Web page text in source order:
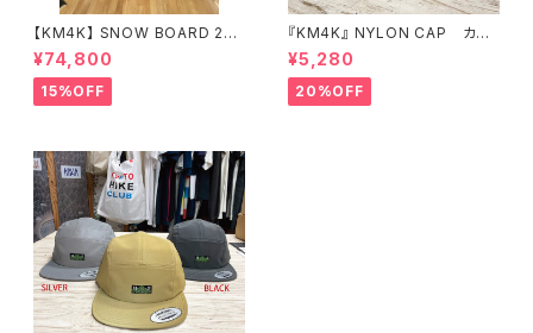
【KM4K】 SNOW BOARD 25/
26 "PARADICE STICK" パラ
ダイススティック
¥74,800
15%OFF
『KM4K』 NYLON CAP カモ
シカ ナイロンキャップ
¥5,280
20%OFF